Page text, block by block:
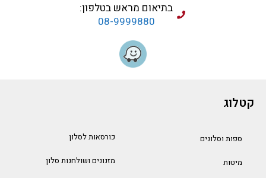
בתיאום מראש בטלפון:
08-9999880
קטלוג
ספות וסלונים
מיטות
כורסאות לסלון
מזנונים ושולחנות סלון